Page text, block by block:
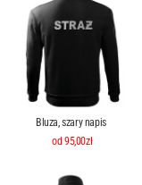
Bluza, szary napis
od 95,00zł